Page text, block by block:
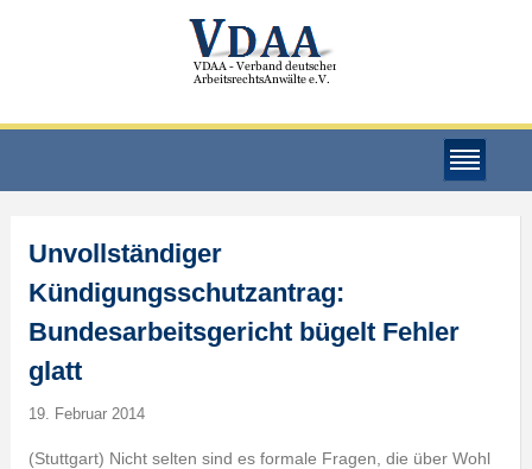
Unvollständiger
Kündigungsschutzantrag:
Bundesarbeitsgericht bügelt Fehler
glatt
19. Februar 2014
(Stuttgart) Nicht selten sind es formale Fragen, die über Wohl